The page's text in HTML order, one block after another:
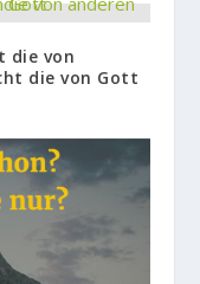
die von
die von Gott